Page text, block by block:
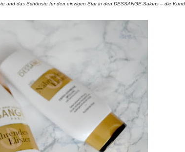
und das Schönste für den einzigen Star in den DESSANGE-Salons – die